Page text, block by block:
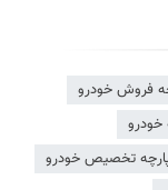
فروش خودرو
خودرو
تخصیص خودرو